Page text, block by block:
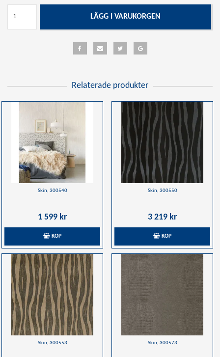
LÄGG I VARUKORGEN
Relaterade produkter
Skin, 300540
1 599 kr
KÖP
Skin, 300550
3 219 kr
KÖP
Skin, 300553 Skin, 300573